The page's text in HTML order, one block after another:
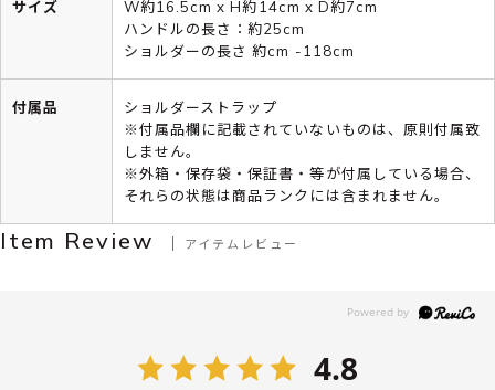
サイズ
W約16.5cm x H約14cm x D約7cm
ハンドルの長さ：約25cm
ショルダーの長さ 約cm -118cm
付属品
ショルダーストラップ
※付属品欄に記載されていないものは、原則付属致
しません。
※外箱・保存袋・保証書・等が付属している場合、
それらの状態は商品ランクには含まれません。
Item Review アイテムレビュー
4.8